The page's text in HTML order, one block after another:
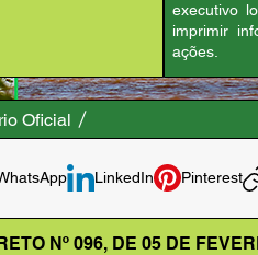
executivo
imprimir
ações.
Oficial
LinkedIn Pinterest
Nº 096, DE 05 DE